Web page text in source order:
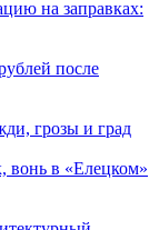
на заправках:
после
грозы и град
вонь в «Елецком»